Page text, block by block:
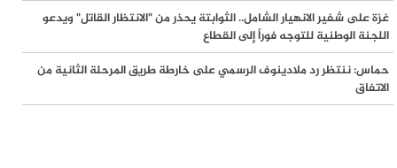
غزة على شفير الانهيار الشامل.. الثوابتة يحذر من "الانتظار القاتل" ويدعو
اللجنة الوطنية للتوجه فوراً إلى القطاع
حماس: ننتظر رد ملادينوف الرسمي على خارطة طريق المرحلة الثانية من
الاتفاق